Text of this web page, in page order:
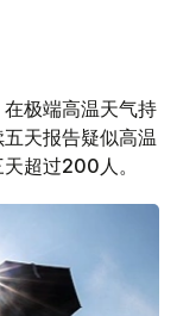
极端高温天气持
天报告疑似高温
超过200人。